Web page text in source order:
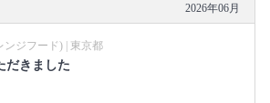
2026年06月
ジフード) | 東京都
だきました